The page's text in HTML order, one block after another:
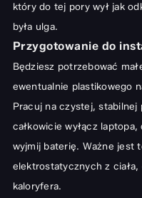
który do tej pory wył jak
była ulga.
Przygotowanie do
Będziesz potrzebować
ewentualnie plastikowego
Pracuj na czystej,
całkowicie wyłącz
wyjmij baterię. Ważne jest
elektrostatycznych z ciała,
kaloryfera.